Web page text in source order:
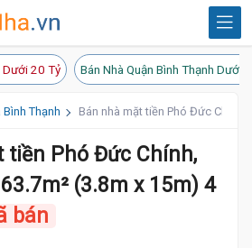
Dưới 20 Tỷ Bán Nhà Quận Bình Thạnh Dưới
Bình Thạnh Bán nhà mặt tiền Phó Đức Chính,
tiền Phó Đức Chính,
(3.8m x 15m) 4
bán
13.9 Tỷ